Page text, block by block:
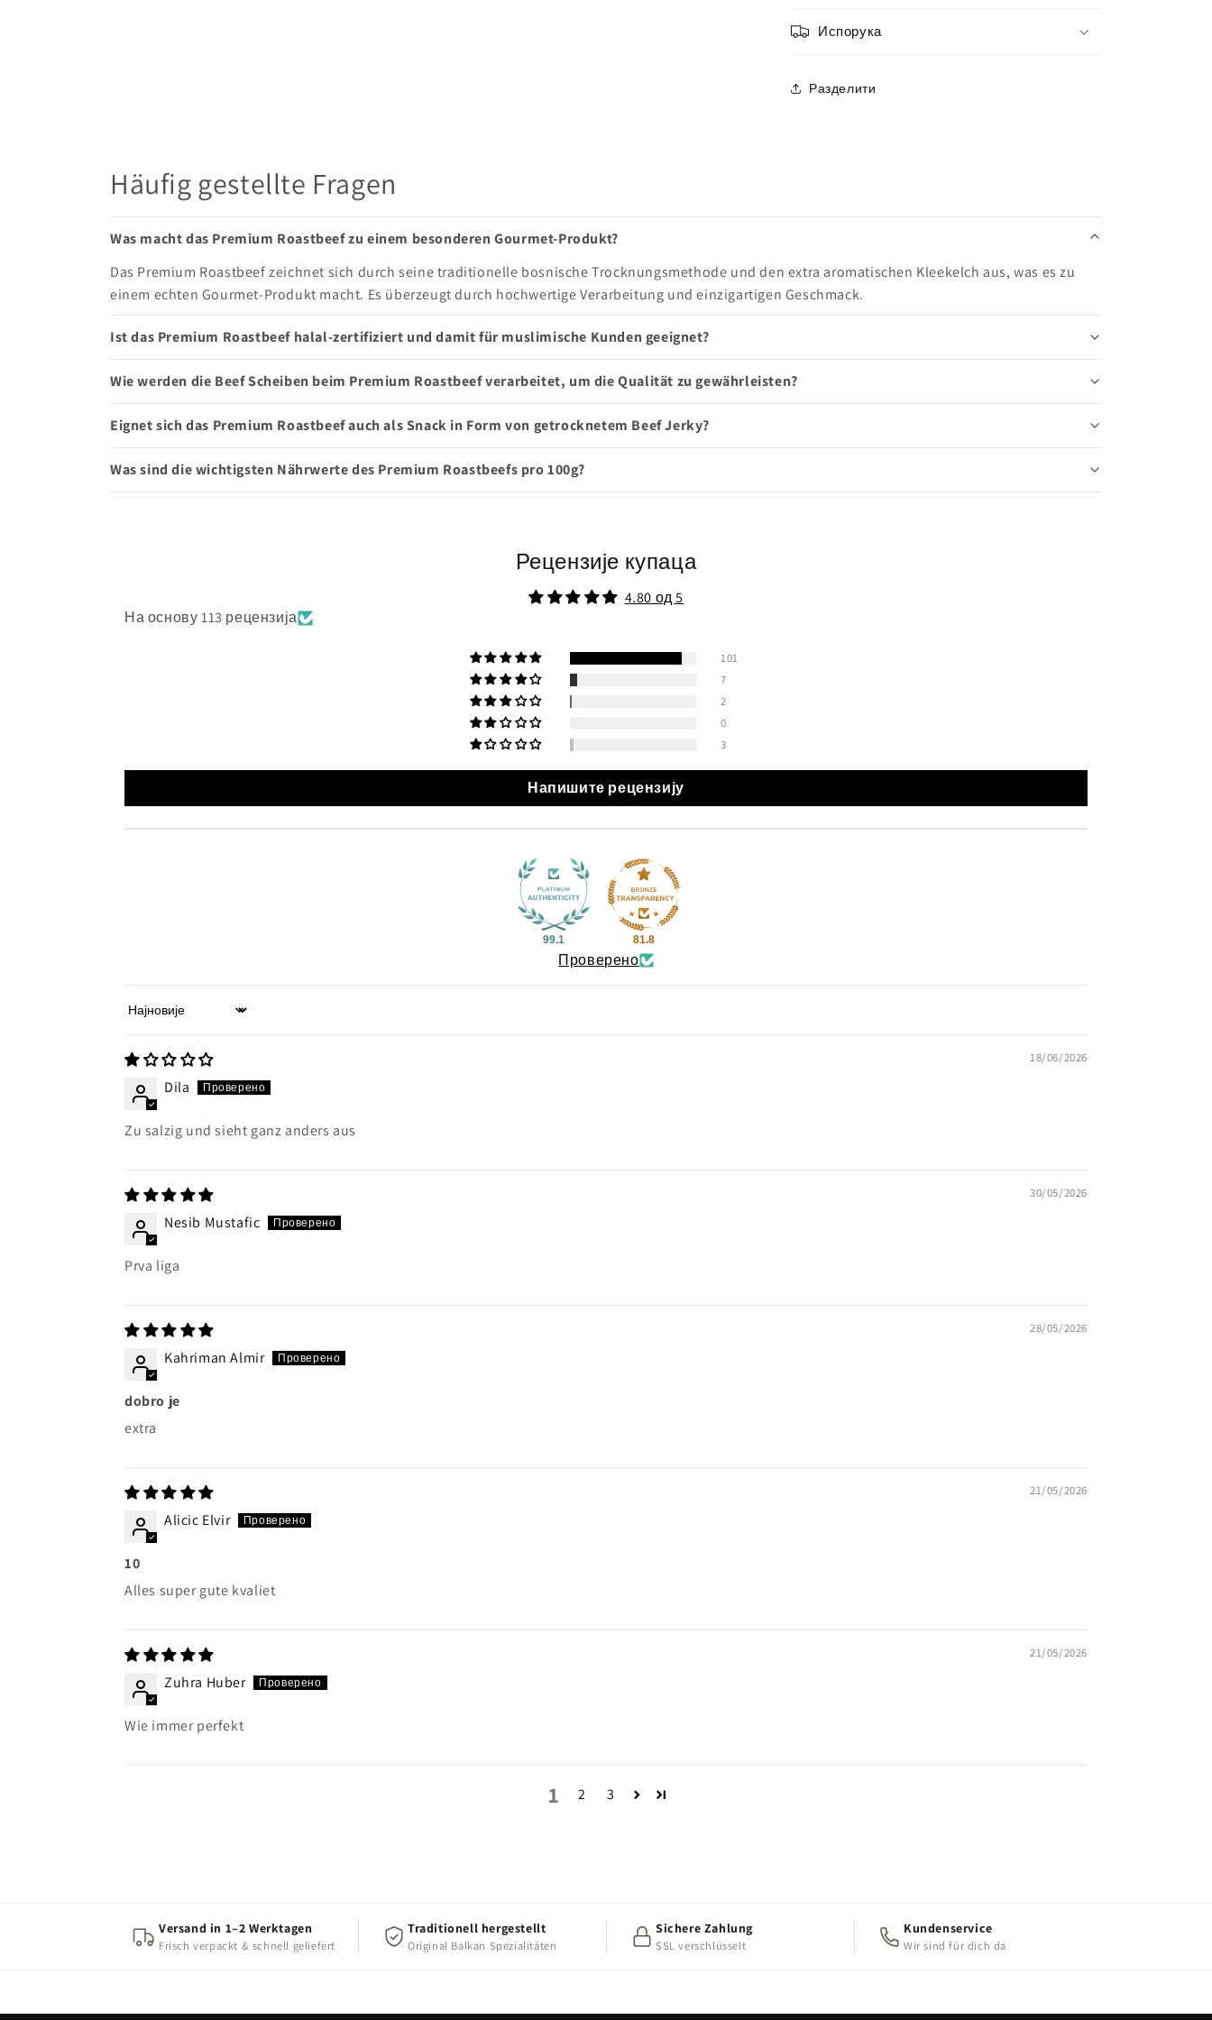
Испорука
Разделити
Häufig gestellte Fragen
Was macht das Premium Roastbeef zu einem besonderen Gourmet-Produkt?
Das Premium Roastbeef zeichnet sich durch seine traditionelle bosnische Trocknungsmethode und den extra aromatischen Kleekelch aus, was es zu
einem echten Gourmet-Produkt macht. Es überzeugt durch hochwertige Verarbeitung und einzigartigen Geschmack.
Ist das Premium Roastbeef halal-zertifiziert und damit für muslimische Kunden geeignet?
Wie werden die Beef Scheiben beim Premium Roastbeef verarbeitet, um die Qualität zu gewährleisten?
Eignet sich das Premium Roastbeef auch als Snack in Form von getrocknetem Beef Jerky?
Was sind die wichtigsten Nährwerte des Premium Roastbeefs pro 100g?
Рецензије купаца
4.80 од 5
На основу 113 рецензија
101
7
2
0
3
Напишите рецензију
99.1 81.8
Проверено
Sort by
18/06/2026
Dila
Zu salzig und sieht ganz anders aus
30/05/2026
Nesib Mustafic
Prva liga
28/05/2026
Kahriman Almir
dobro je
extra
21/05/2026
Alicic Elvir
10
Alles super gute kvaliet
21/05/2026
Zuhra Huber
Wie immer perfekt
1 2 3
Versand in 1–2 Werktagen
Frisch verpackt & schnell geliefert
Traditionell hergestellt
Original Balkan Spezialitäten
Sichere Zahlung
SSL verschlüsselt
Kundenservice
Wir sind für dich da